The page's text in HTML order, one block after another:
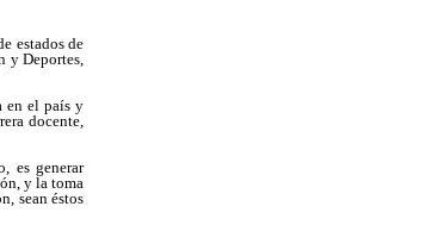
estados de
y Deportes,
en el país y
docente,
es generar
y la toma
sean éstos